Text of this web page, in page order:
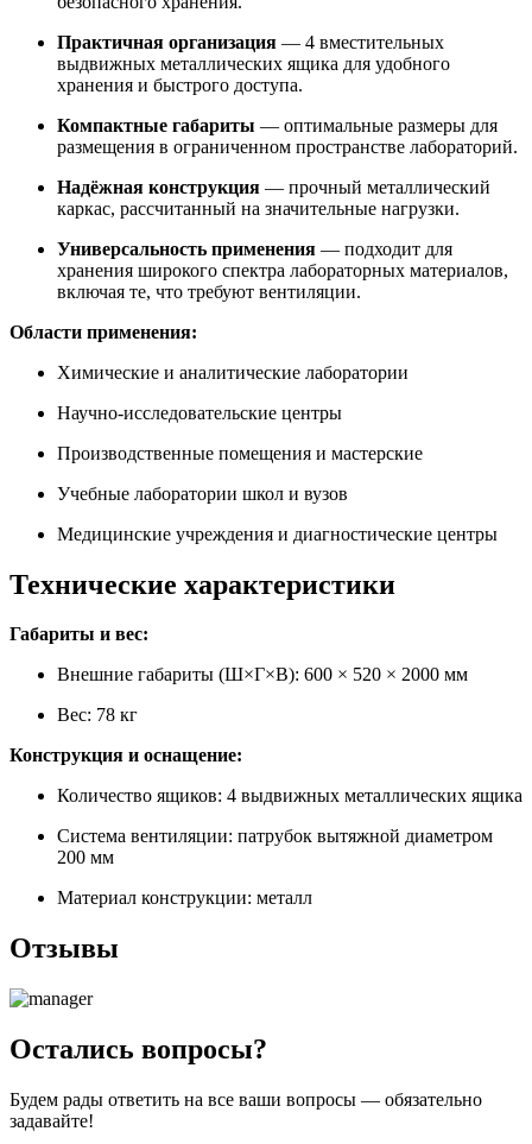
Практичная организация — 4 вместительных
выдвижных металлических ящика для удобного
хранения и быстрого доступа.
Компактные габариты — оптимальные размеры для
размещения в ограниченном пространстве лабораторий.
Надёжная конструкция — прочный металлический
каркас, рассчитанный на значительные нагрузки.
Универсальность применения — подходит для
хранения широкого спектра лабораторных материалов,
включая те, что требуют вентиляции.
Области применения:
Химические и аналитические лаборатории
Научно-исследовательские центры
Производственные помещения и мастерские
Учебные лаборатории школ и вузов
Медицинские учреждения и диагностические центры
Технические характеристики
Габариты и вес:
Внешние габариты (Ш×Г×В): 600 × 520 × 2000 мм
Вес: 78 кг
Конструкция и оснащение:
Количество ящиков: 4 выдвижных металлических ящика
Система вентиляции: патрубок вытяжной диаметром
200 мм
Материал конструкции: металл
Отзывы
Остались вопросы?
Будем рады ответить на все ваши вопросы — обязательно
задавайте!